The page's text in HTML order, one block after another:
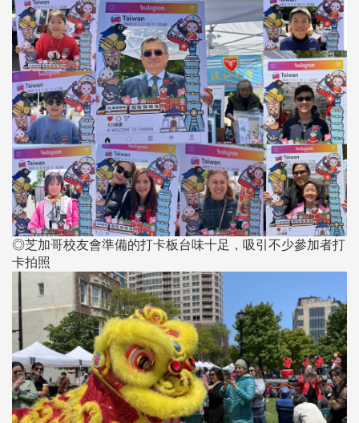
◎芝加哥校友會準備的打卡板台味十足，吸引不少參加者打
卡拍照